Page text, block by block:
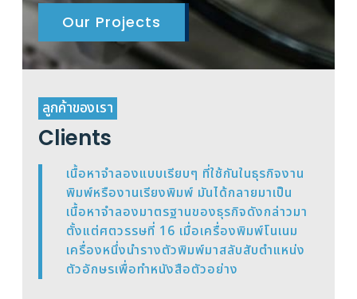
Our Projects
ลูกค้าของเรา
Clients
เนื้อหาจำลองแบบเรียบๆ ที่ใช้กันในธุรกิจงาน
พิมพ์หรืองานเรียงพิมพ์ มันได้กลายมาเป็น
เนื้อหาจำลองมาตรฐานของธุรกิจดังกล่าวมา
ตั้งแต่ศตวรรษที่ 16 เมื่อเครื่องพิมพ์โนเนม
เครื่องหนึ่งนำรางตัวพิมพ์มาสลับสับตำแหน่ง
ตัวอักษรเพื่อทำหนังสือตัวอย่าง